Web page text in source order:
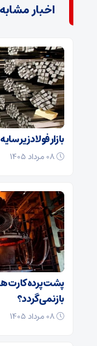
اخبار
بازار فولاد زیر
پشت پرده کارت‌
بازنمی‌گردد؟